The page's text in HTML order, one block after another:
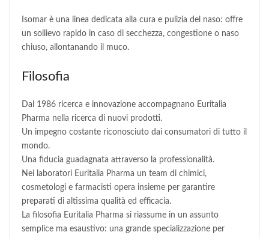
Isomar è una linea dedicata alla cura e pulizia del naso: offre
un sollievo rapido in caso di secchezza, congestione o naso
chiuso, allontanando il muco.
Filosofia
Dal 1986 ricerca e innovazione accompagnano Euritalia
Pharma nella ricerca di nuovi prodotti.
Un impegno costante riconosciuto dai consumatori di tutto il
mondo.
Una fiducia guadagnata attraverso la professionalità.
Nei laboratori Euritalia Pharma un team di chimici,
cosmetologi e farmacisti opera insieme per garantire
preparati di altissima qualità ed efficacia.
La filosofia Euritalia Pharma si riassume in un assunto
semplice ma esaustivo: una grande specializzazione per